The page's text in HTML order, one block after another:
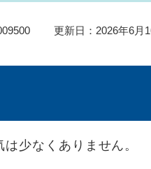
更新日：2026年6月
少なくありません。